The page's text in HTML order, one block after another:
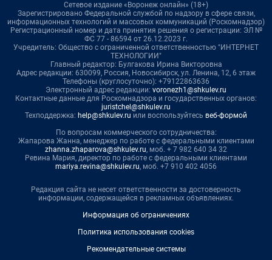
Сетевое издание «Воронеж онлайн» (18+)
Зарегистрировано Федеральной службой по надзору в сфере связи,
информационных технологий и массовых коммуникаций (Роскомнадзор)
Регистрационный номер и дата принятия решения о регистрации: ЭЛ №
ФС 77 - 86594 от 26.12.2023 г.
Учредитель: Общество с ограниченной ответственностью "ИНТЕРНЕТ
ТЕХНОЛОГИИ"
Главный редактор: Булгакова Ирина Викторовна
Адрес редакции: 630099, Россия, Новосибирск, ул. Ленина, 12, 6 этаж
Телефоны (круглосуточно): +79122863636
Электронный адрес редакции: voronezh1@shkulev.ru
Контактные данные для Роскомнадзора и государственных органов:
juristchel@shkulev.ru
Техподдержка: help@shkulev.ru или воспользуйтесь веб-формой
По вопросам коммерческого сотрудничества:
Жапарова Жанна, менеджер по работе с федеральными клиентами
zhanna.zhaparova@shkulev.ru, моб. + 7 982 640 34 32
Ревина Мария, директор по работе с федеральными клиентами
mariya.revina@shkulev.ru, моб. +7 910 402 4056
Редакция сайта не несет ответственности за достоверность
информации, содержащейся в рекламных объявлениях.
Информация об ограничениях
Политика использования cookies
Рекомендательные системы